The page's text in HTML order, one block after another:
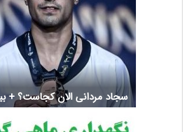
سجاد مردانی الان کجاست؟ +